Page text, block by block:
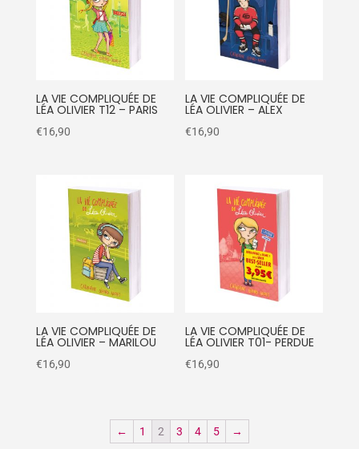
LA VIE COMPLIQUÉE DE
LÉA OLIVIER T12 – PARIS
€16,90
LA VIE COMPLIQUÉE DE
LÉA OLIVIER – ALEX
€16,90
LA VIE COMPLIQUÉE DE
LÉA OLIVIER – MARILOU
€16,90
LA VIE COMPLIQUÉE DE
LÉA OLIVIER T01- PERDUE
€16,90
← 1 2 3 4 5 →